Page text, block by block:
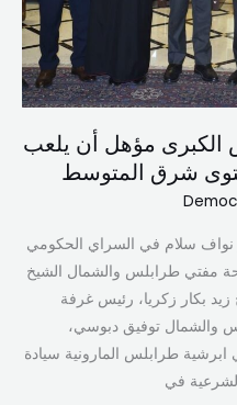
الكبرى مؤهل أن يلعب
شرق المتوسط
نواف سلام في السراي الحكومي
مفتي طرابلس والشمال الشيخ
بكار زكريا، رئيس غرفة
والشمال توفيق دبوسي،
طرابلس المارونية سيادة
في